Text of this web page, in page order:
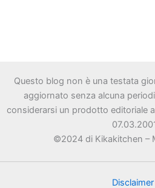
Questo blog non è una testata
aggiornato senza alcuna
considerarsi un prodotto editoriale
©2024 di Kikakitchen –
Disclaimer